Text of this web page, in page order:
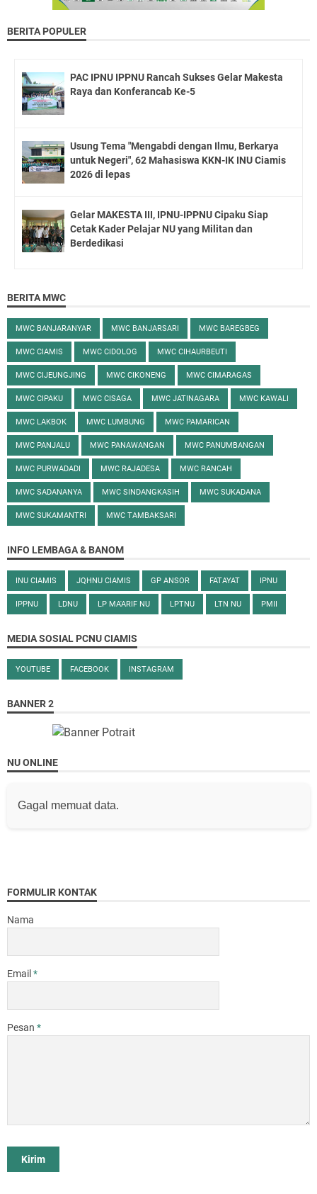
BERITA POPULER
PAC IPNU IPPNU Rancah Sukses Gelar Makesta
Raya dan Konferancab Ke-5
Usung Tema "Mengabdi dengan Ilmu, Berkarya
untuk Negeri", 62 Mahasiswa KKN-IK INU Ciamis
2026 di lepas
Gelar MAKESTA III, IPNU-IPPNU Cipaku Siap
Cetak Kader Pelajar NU yang Militan dan
Berdedikasi
BERITA MWC
MWC BANJARANYAR MWC BANJARSARI MWC BAREGBEG
MWC CIAMIS MWC CIDOLOG MWC CIHAURBEUTI
MWC CIJEUNGJING MWC CIKONENG MWC CIMARAGAS
MWC CIPAKU MWC CISAGA MWC JATINAGARA MWC KAWALI
MWC LAKBOK MWC LUMBUNG MWC PAMARICAN
MWC PANJALU MWC PANAWANGAN MWC PANUMBANGAN
MWC PURWADADI MWC RAJADESA MWC RANCAH
MWC SADANANYA MWC SINDANGKASIH MWC SUKADANA
MWC SUKAMANTRI MWC TAMBAKSARI
INFO LEMBAGA & BANOM
INU CIAMIS JQHNU CIAMIS GP ANSOR FATAYAT IPNU
IPPNU LDNU LP MA'ARIF NU LPTNU LTN NU PMII
MEDIA SOSIAL PCNU CIAMIS
YOUTUBE FACEBOOK INSTAGRAM
BANNER 2
NU ONLINE
Gagal memuat data.
FORMULIR KONTAK
Nama
Email *
Pesan *